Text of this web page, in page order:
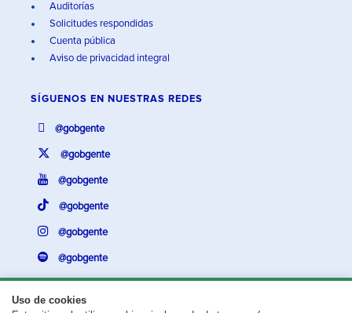
Uso de cookies
Auditorías
Solicitudes respondidas
Cuenta pública
Aviso de privacidad integral
SÍGUENOS EN NUESTRAS REDES
@gobgente
@gobgente
@gobgente
@gobgente
@gobgente
@gobgente